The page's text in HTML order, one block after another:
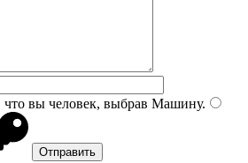
вы человек, выбрав Машину.